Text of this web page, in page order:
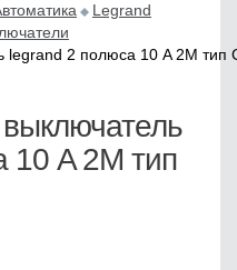
Legrand
legrand 2 полюса 10 A 2M тип
10 A 2M тип